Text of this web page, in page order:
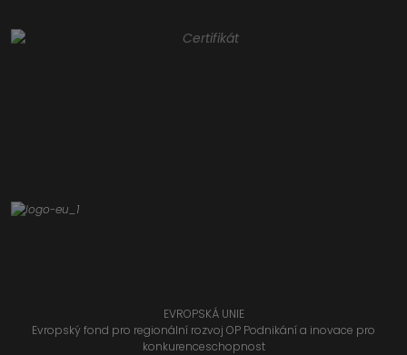
EVROPSKÁ UNIE
Evropský fond pro regionální rozvoj OP Podnikání a inovace pro
konkurenceschopnost